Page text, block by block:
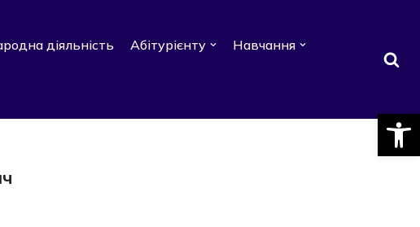
діяльність Абітурієнту
Навчання